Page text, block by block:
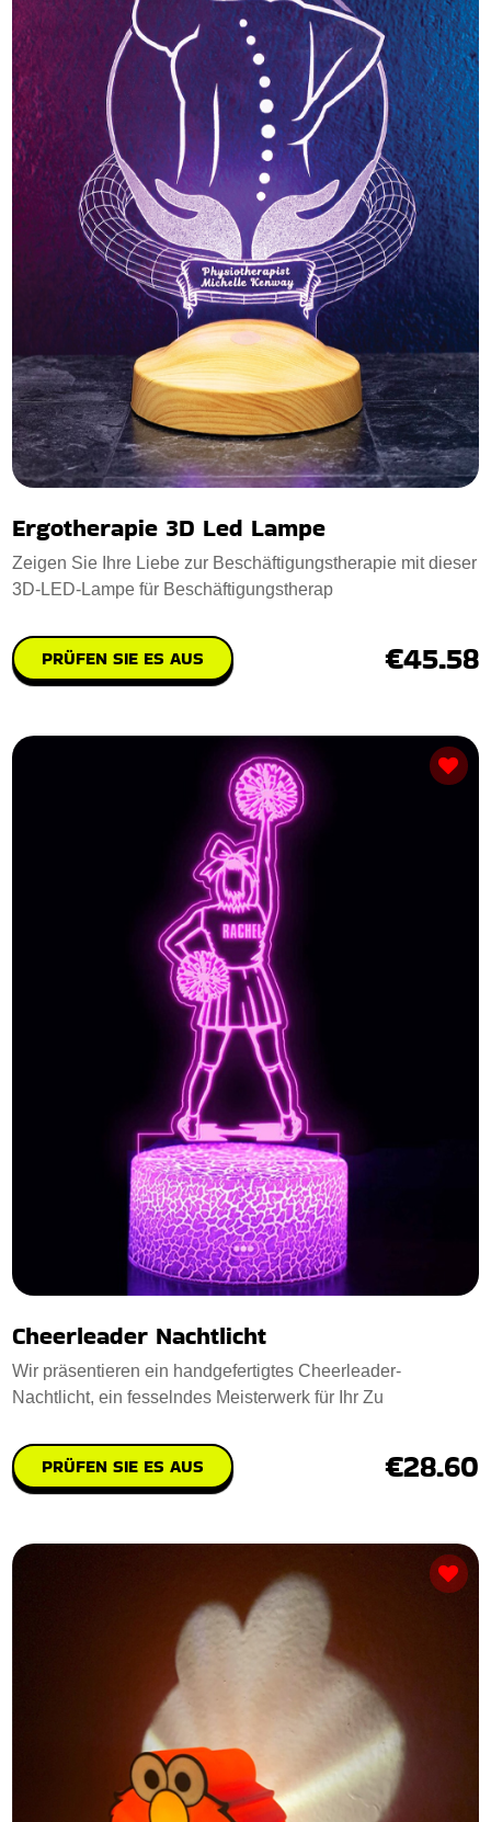
Ergotherapie 3D Led Lampe
Zeigen Sie Ihre Liebe zur Beschäftigungstherapie mit dieser
3D-LED-Lampe für Beschäftigungstherap
PRÜFEN SIE ES AUS €45.58
Cheerleader Nachtlicht
Wir präsentieren ein handgefertigtes Cheerleader-
Nachtlicht, ein fesselndes Meisterwerk für Ihr Zu
PRÜFEN SIE ES AUS €28.60